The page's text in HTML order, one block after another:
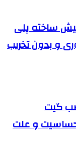
ساخته پلی
و بدون تخریب
گیت
حساسیت و علت